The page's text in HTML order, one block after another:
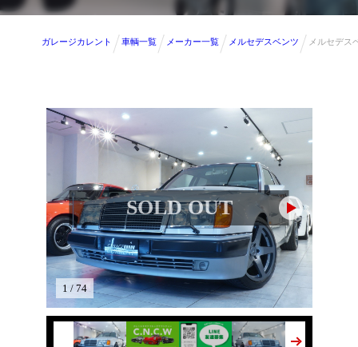
ガレージカレント 車輌一覧 メーカー一覧 メルセデスベンツ メルセデ
SOLD OUT
1 / 74